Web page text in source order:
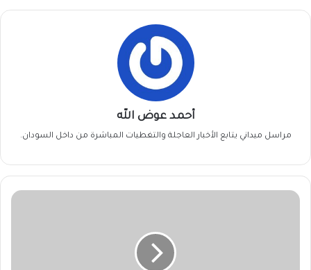
أحمد عوض الله
مراسل ميداني يتابع الأخبار العاجلة والتغطيات المباشرة من داخل السودان.
90